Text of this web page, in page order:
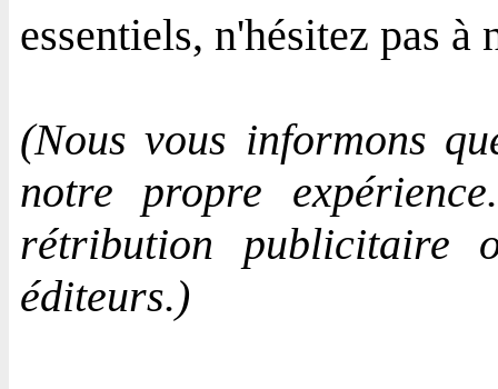
essentiels, n'hésitez pas à
(Nous vous informons
notre propre
rétribution publicitaire
éditeurs.)